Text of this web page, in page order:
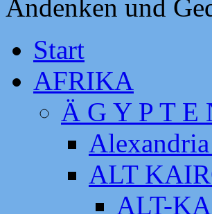
Start
AFRIKA
Ä G Y P T E
ALT
ALT-